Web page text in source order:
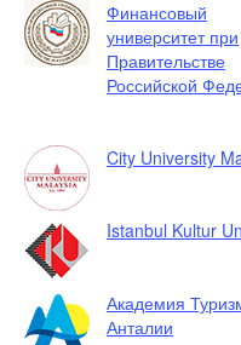
Финансовый
университет при
Правительстве
Российской
City University
Istanbul Kultur
Академия
Анталии